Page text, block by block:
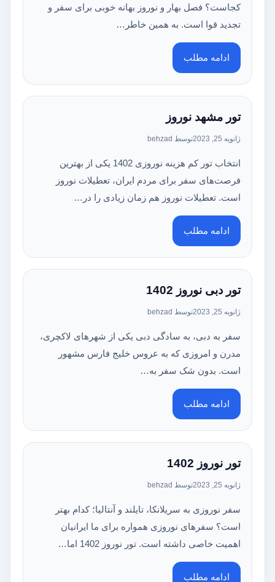
کجاست؟ فصل بهار و نوروز بهانه خوبی برای سفر و
تجدید قوا است. به همین خاطر…
ادامه مطلب
تور مشهد نوروز
ژانویه 25, 2023 توسط behzad
انتخاب تور کم هزینه نوروزی 1402 یکی از بهترین
فرصت‌های سفر برای مردم ایران، تعطیلات نوروز
است. تعطیلات نوروز هم زمان زیادی را در…
ادامه مطلب
تور دبی نوروز 1402
ژانویه 25, 2023 توسط behzad
سفر به دبی، به سادگی دبی یکی از شهر‎‎های لاکچری،
مدرن و امروزی که به عروس خلیج فارس مشهور
است. بدون شک سفر به…
ادامه مطلب
تور نوروز 1402
ژانویه 25, 2023 توسط behzad
سفر نوروزی به سریلانکا، تایلند و آنتالیا؛ کدام بهتر
است؟ سفرهای نوروزی همواره برای ما ایرانیان
اهمیت خاصی داشته است. تور نوروز 1402 اما…
ادامه مطلب